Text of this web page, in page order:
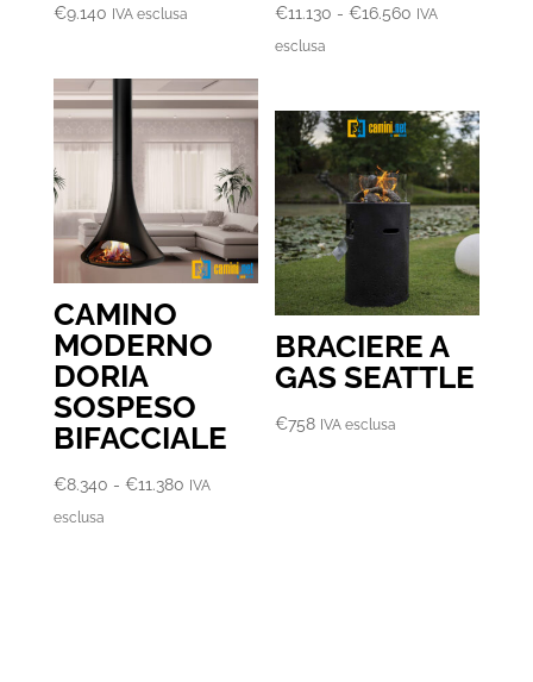
€9.140 IVA esclusa €11.130 - €16.560 Fascia
€11.130
a
€16.560
IVA
esclusa
CAMINO
MODERNO
DORIA
SOSPESO
BIFACCIALE
€8.340 - €11.380Fascia
IVA
esclusa
BRACIERE A
GAS SEATTLE
€758 IVA esclusa